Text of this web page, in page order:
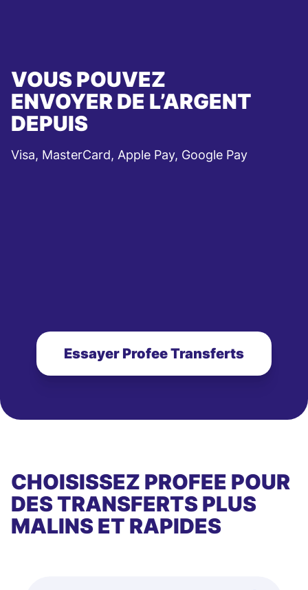
VOUS POUVEZ
ENVOYER DE L’ARGENT
DEPUIS
Visa, MasterCard, Apple Pay, Google Pay
Essayer Profee Transferts
CHOISISSEZ PROFEE POUR
DES TRANSFERTS PLUS
MALINS ET RAPIDES